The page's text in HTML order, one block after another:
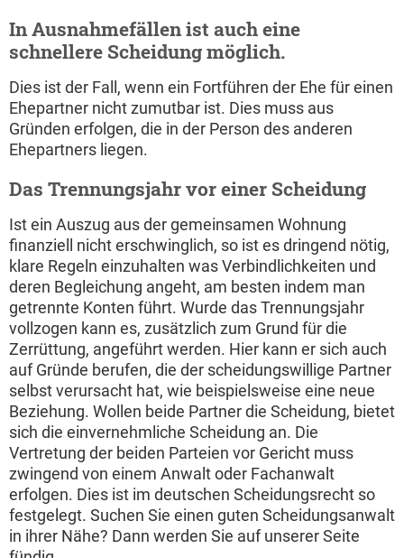
In Ausnahmefällen ist auch eine
schnellere Scheidung möglich.
Dies ist der Fall, wenn ein Fortführen der Ehe für einen
Ehepartner nicht zumutbar ist. Dies muss aus
Gründen erfolgen, die in der Person des anderen
Ehepartners liegen.
Das Trennungsjahr vor einer Scheidung
Ist ein Auszug aus der gemeinsamen Wohnung
finanziell nicht erschwinglich, so ist es dringend nötig,
klare Regeln einzuhalten was Verbindlichkeiten und
deren Begleichung angeht, am besten indem man
getrennte Konten führt. Wurde das Trennungsjahr
vollzogen kann es, zusätzlich zum Grund für die
Zerrüttung, angeführt werden. Hier kann er sich auch
auf Gründe berufen, die der scheidungswillige Partner
selbst verursacht hat, wie beispielsweise eine neue
Beziehung. Wollen beide Partner die Scheidung, bietet
sich die einvernehmliche Scheidung an. Die
Vertretung der beiden Parteien vor Gericht muss
zwingend von einem Anwalt oder Fachanwalt
erfolgen. Dies ist im deutschen Scheidungsrecht so
festgelegt. Suchen Sie einen guten Scheidungsanwalt
in ihrer Nähe? Dann werden Sie auf unserer Seite